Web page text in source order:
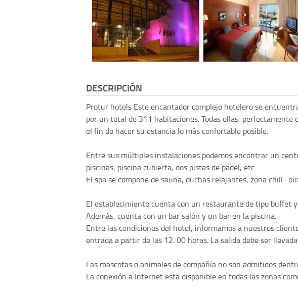
DESCRIPCIÓN
Protur hotels Este encantador complejo hotelero se
por un total de 311 habitaciones. Todas ellas, perfectamente
el fin de hacer su estancia lo más confortable posible.
Entre sus múltiples instalaciones podemos encontrar un
piscinas, piscina cubierta, dos pistas de pádel, etc.
El spa se compone de sauna, duchas relajantes, zona chill-
El establecimiento cuenta con un restaurante de tipo buffet
Además, cuenta con un bar salón y un bar en la piscina.
Entre las condiciones del hotel, informamos a nuestros
entrada a partir de las 12. 00 horas. La salida debe ser
Las mascotas o animales de compañía no son admitidos
La conexión a Internet está disponible en todas las zonas